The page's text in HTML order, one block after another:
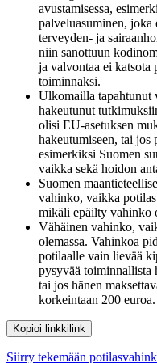
avustamisessa,
palveluasuminen, joka
terveyden- ja
niin sanottuun
ja valvontaa ei katsota
toiminnaksi.
Ulkomailla tapahtunut
hakeutunut
olisi EU-asetuksen
hakeutumiseen, tai jos
esimerkiksi Suomen
vaikka sekä hoidon
Suomen
vahinko, vaikka
mikäli epäilty vahinko
Vähäinen vahinko,
olemassa. Vahinkoa
potilaalle vain lievää
pysyvää toiminnallista
tai jos hänen
korkeintaan 200 euroa.
Kopioi linkki link
Siirry tekemään